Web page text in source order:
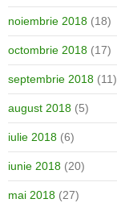
noiembrie 2018 (18)
octombrie 2018 (17)
septembrie 2018 (11)
august 2018 (5)
iulie 2018 (6)
iunie 2018 (20)
mai 2018 (27)